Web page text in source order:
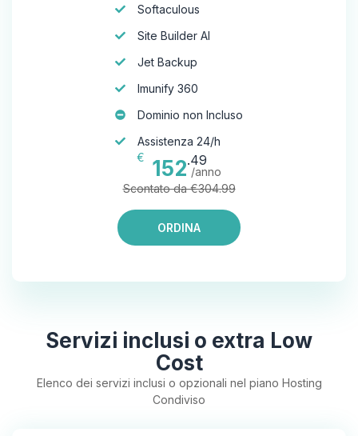
Softaculous
Site Builder AI
Jet Backup
Imunify 360
Dominio non Incluso
Assistenza 24/h
€
152.49
/anno
Scontato da €304.99
ORDINA
Servizi inclusi o extra Low
Cost
Elenco dei servizi inclusi o opzionali nel piano Hosting
Condiviso